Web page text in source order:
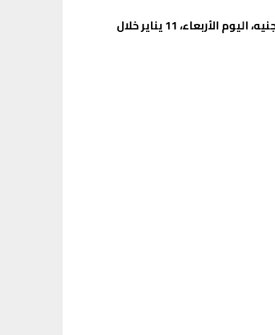
يرصد « الفجر الالكتروني »، في السطور التالية، آخر تحديثات سعر الريال السعودي الآن مقابل الجنيه، اليوم الأربعاء، 11 يناير خلال